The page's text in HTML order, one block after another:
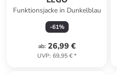
Funktionsjacke in Dunkelblau
-61%
ab: 26,99 €
UVP: 69,95 €*